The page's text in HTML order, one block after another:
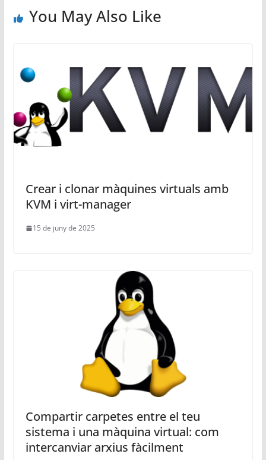
You May Also Like
Crear i clonar màquines virtuals amb
KVM i virt-manager
15 de juny de 2025
Compartir carpetes entre el teu
sistema i una màquina virtual: com
intercanviar arxius fàcilment